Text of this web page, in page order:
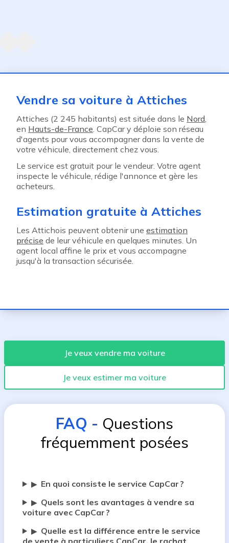
Vendre sa voiture à Attiches
Attiches (2 245 habitants) est située dans le Nord,
en Hauts-de-France. CapCar y déploie son réseau
d'agents pour vous accompagner dans la vente de
votre véhicule, directement chez vous.
Le service est gratuit pour le vendeur. Votre agent
inspecte le véhicule, rédige l'annonce et gère les
acheteurs.
Estimation gratuite à Attiches
Les Attichois peuvent obtenir une estimation
précise de leur véhicule en quelques minutes. Un
agent local affine le prix et vous accompagne
jusqu'à la transaction sécurisée.
Je veux vendre ma voiture
Je veux estimer ma voiture
FAQ - Questions
fréquemment posées
▶ En quoi consiste le service CapCar ?
▶ Quels sont les avantages à vendre sa
voiture avec CapCar ?
▶ Quelle est la différence entre le service
de vente à particuliers CapCar, le rachat